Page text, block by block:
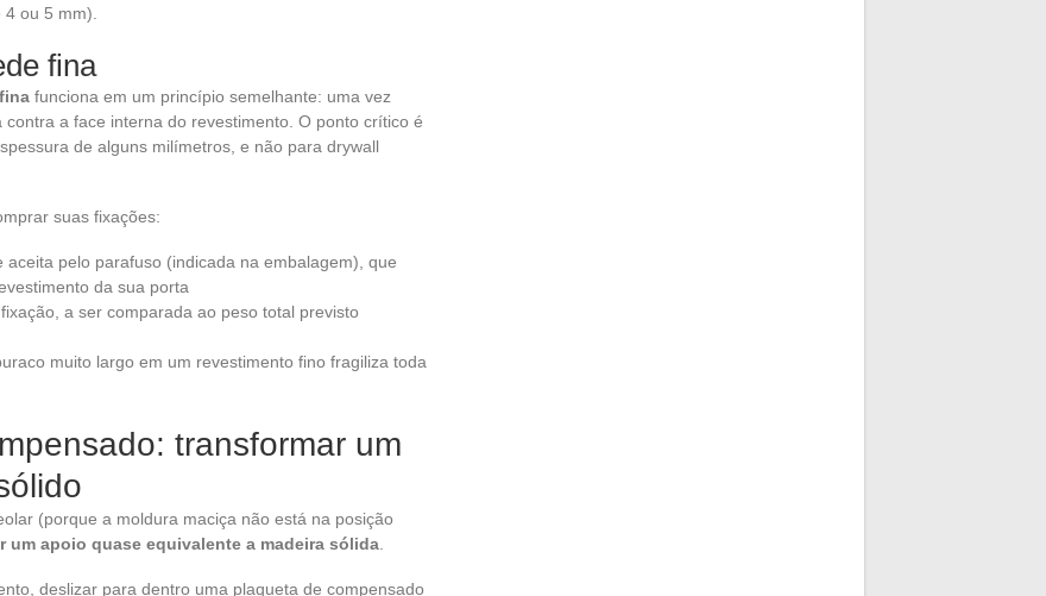
4 ou 5 mm).
fina
funciona em um princípio semelhante: uma vez
a face interna do revestimento. O ponto crítico é
de alguns milímetros, e não para drywall
suas fixações:
pelo parafuso (indicada na embalagem), que
da sua porta
a ser comparada ao peso total previsto
muito largo em um revestimento fino fragiliza toda
transformar um
(porque a moldura maciça não está na posição
um apoio quase equivalente a madeira sólida.
deslizar para dentro uma plaqueta de compensado